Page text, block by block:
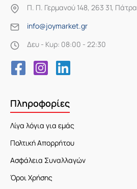
Π. Π. Γερμανού 148, 263 31, Πάτρα
info@joymarket.gr
Δευ - Κυρ: 08:00 - 22:30
Πληροφορίες
Λίγα λόγια για εμάς
Πολτική Απορρήτου
Ασφάλεια Συναλλαγών
Όροι Χρήσης